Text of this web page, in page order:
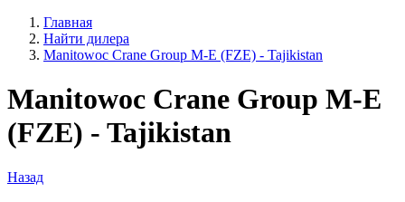
Главная
Найти дилера
Manitowoc Crane Group M-E (FZE) - Tajikistan
Manitowoc Crane Group M-E
(FZE) - Tajikistan
Назад